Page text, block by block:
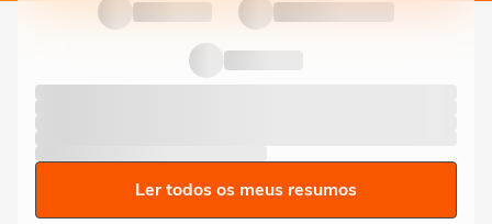
Ler todos os meus resumos